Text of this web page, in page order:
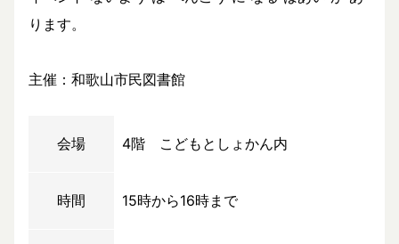
ります。
主催：和歌山市民図書館
会場 4階 こどもとしょかん内
時間 15時から16時まで